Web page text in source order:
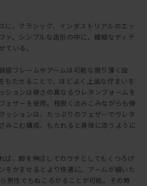
に、クラシック、インダストリアルのエッ
ァ。シンプルな造形の中に、繊細なディテ
ている。
座フレームやアームは可能な限り薄く設
もたせることで、ほどよく上品な佇まいを
ションは硬さの異なるウレタンフォームを
ェザーを使用。程良く沈みこみながらも弾
ッションは、たっぷりのフェザーでウレタ
みこむ構成。もたれると身体に添うように
ば、脚を伸ばしてカウチとしてもくつろげ
をかませるとより快適に。アームが細いた
男性でもねころがることが可能。その時